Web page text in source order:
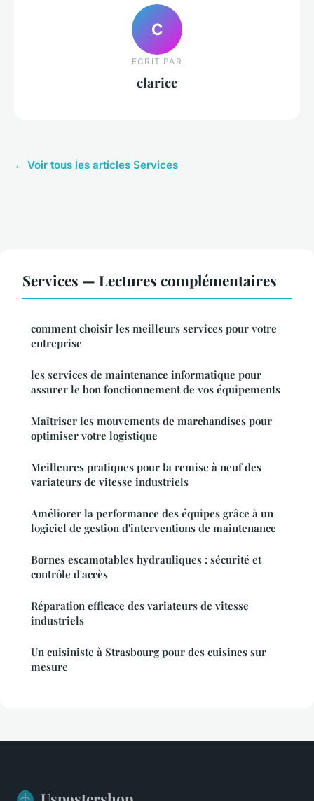
C
ECRIT PAR
clarice
← Voir tous les articles Services
Services — Lectures complémentaires
comment choisir les meilleurs services pour votre
entreprise
les services de maintenance informatique pour
assurer le bon fonctionnement de vos équipements
Maîtriser les mouvements de marchandises pour
optimiser votre logistique
Meilleures pratiques pour la remise à neuf des
variateurs de vitesse industriels
Améliorer la performance des équipes grâce à un
logiciel de gestion d'interventions de maintenance
Bornes escamotables hydrauliques : sécurité et
contrôle d'accès
Réparation efficace des variateurs de vitesse
industriels
Un cuisiniste à Strasbourg pour des cuisines sur
mesure